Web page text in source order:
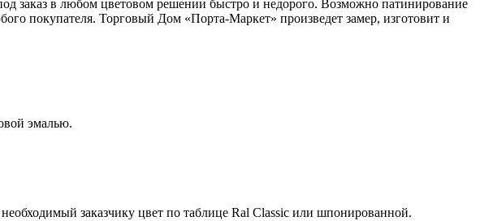
заказ в любом цветовом решении быстро и недорого. Возможно патинирование
покупателя. Торговый Дом «Порта-Маркет» произведет замер, изготовит и
эмалью.
заказчику цвет по таблице Ral Classic или шпонированной.